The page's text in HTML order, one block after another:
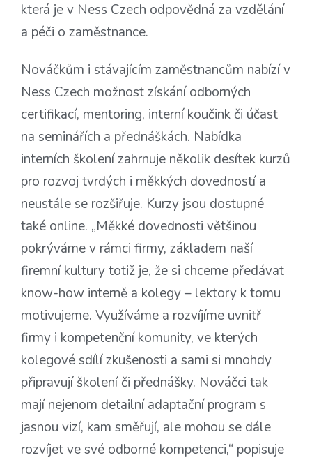
která je v Ness Czech odpovědná za vzdělání
a péči o zaměstnance.
Nováčkům i stávajícím zaměstnancům nabízí v
Ness Czech možnost získání odborných
certifikací, mentoring, interní koučink či účast
na seminářích a přednáškách. Nabídka
interních školení zahrnuje několik desítek kurzů
pro rozvoj tvrdých i měkkých dovedností a
neustále se rozšiřuje. Kurzy jsou dostupné
také online. „Měkké dovednosti většinou
pokrýváme v rámci firmy, základem naší
firemní kultury totiž je, že si chceme předávat
know-how interně a kolegy – lektory k tomu
motivujeme. Využíváme a rozvíjíme uvnitř
firmy i kompetenční komunity, ve kterých
kolegové sdílí zkušenosti a sami si mnohdy
připravují školení či přednášky. Nováčci tak
mají nejenom detailní adaptační program s
jasnou vizí, kam směřují, ale mohou se dále
rozvíjet ve své odborné kompetenci,“ popisuje